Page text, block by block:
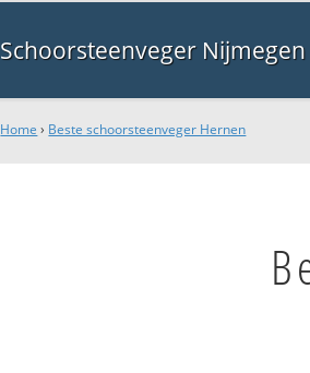
Schoorsteenveger Nijmegen
Home › Beste schoorsteenveger Hernen